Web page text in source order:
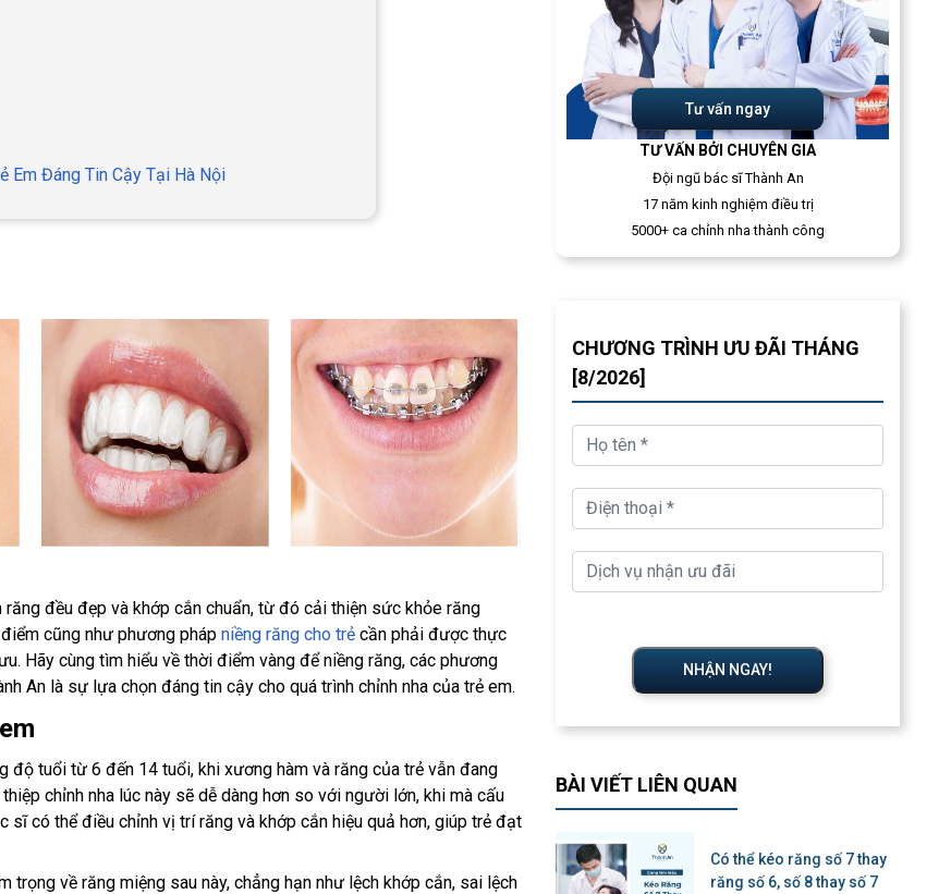
Em Đáng Tin Cậy Tại Hà Nội
đều đẹp và khớp cắn chuẩn, từ đó cải thiện sức khỏe răng
cũng như phương pháp niềng răng cho trẻ cần phải được thực
Hãy cùng tìm hiểu về thời điểm vàng để niềng răng, các phương
An là sự lựa chọn đáng tin cậy cho quá trình chỉnh nha của trẻ em.
tuổi từ 6 đến 14 tuổi, khi xương hàm và răng của trẻ vẫn đang
chỉnh nha lúc này sẽ dễ dàng hơn so với người lớn, khi mà cấu
có thể điều chỉnh vị trí răng và khớp cắn hiệu quả hơn, giúp trẻ đạt
về răng miệng sau này, chẳng hạn như lệch khớp cắn, sai lệch
Tư vấn ngay
TƯ VẤN BỞI CHUYÊN GIA
Đội ngũ bác sĩ Thành An
17 năm kinh nghiệm điều trị
5000+ ca chỉnh nha thành công
CHƯƠNG TRÌNH ƯU ĐÃI THÁNG
[8/2026]
NHẬN NGAY!
BÀI VIẾT LIÊN QUAN
Có thể kéo răng số 7 thay
răng số 6, số 8 thay số 7